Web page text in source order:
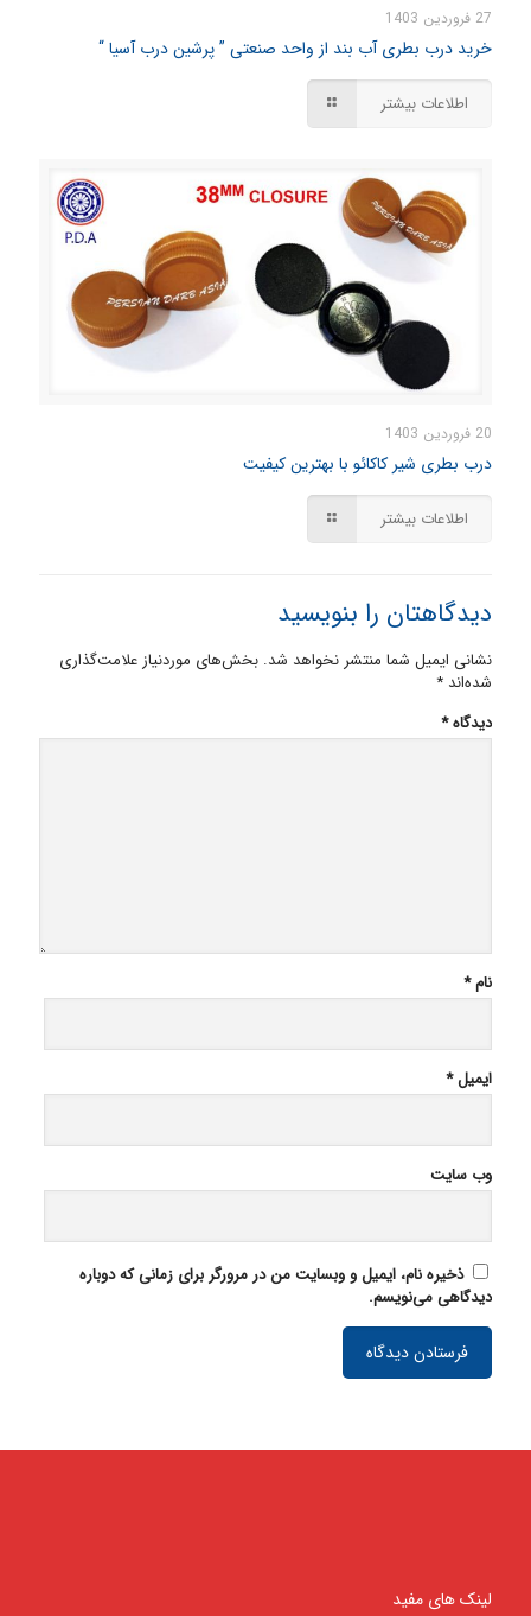
27 فروردین 1403
خرید درب بطری آب بند از واحد صنعتی ” پرشین درب آسیا “
اطلاعات بیشتر
20 فروردین 1403
درب بطری شیر کاکائو با بهترین کیفیت
اطلاعات بیشتر
دیدگاهتان را بنویسید
نشانی ایمیل شما منتشر نخواهد شد. بخش‌های موردنیاز علامت‌گذاری
شده‌اند *
دیدگاه*
نام*
ایمیل*
وب‌ سایت
ذخیره نام، ایمیل و وبسایت من در مرورگر برای زمانی که دوباره
دیدگاهی می‌نویسم.
لینک های مفید